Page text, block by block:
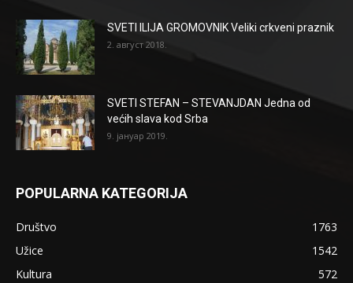
SVETI ILIJA GROMOVNIK Veliki crkveni praznik
2. август 2018.
SVETI STEFAN – STEVANJDAN Jedna od
većih slava kod Srba
9. јануар 2019.
POPULARNA KATEGORIJA
Društvo
1763
Užice
1542
Kultura
572